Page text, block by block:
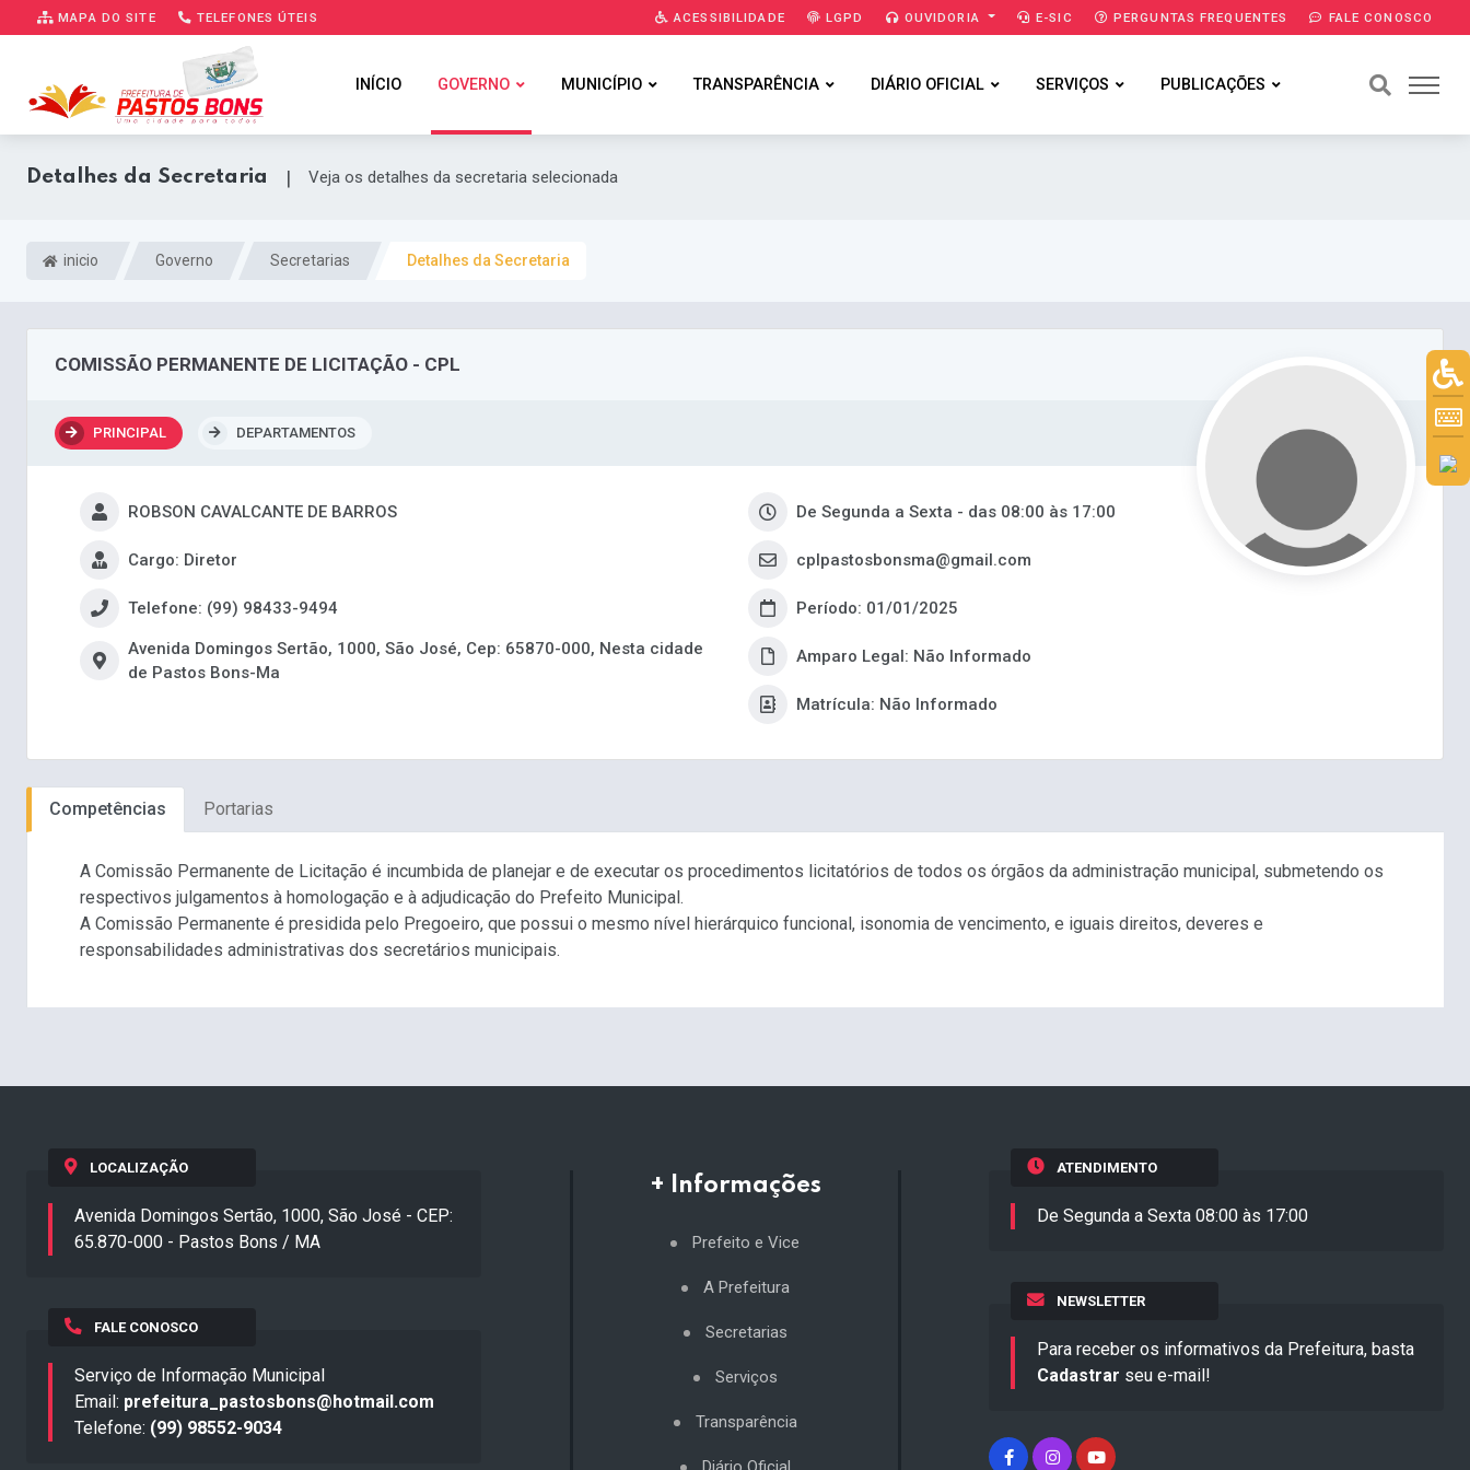
MAPA DO SITE TELEFONES ÚTEIS ACESSIBILIDADE LGPD OUVIDORIA E-SIC PERGUNTAS FREQUENTES FALE CONOSCO
INÍCIO GOVERNO MUNICÍPIO TRANSPARÊNCIA DIÁRIO OFICIAL SERVIÇOS PUBLICAÇÕES
Detalhes da Secretaria | Veja os detalhes da secretaria selecionada
inicio Governo Secretarias Detalhes da Secretaria
COMISSÃO PERMANENTE DE LICITAÇÃO - CPL
PRINCIPAL DEPARTAMENTOS
ROBSON CAVALCANTE DE BARROS
Cargo: Diretor
Telefone: (99) 98433-9494
Avenida Domingos Sertão, 1000, São José, Cep: 65870-000, Nesta cidade
de Pastos Bons-Ma
De Segunda a Sexta - das 08:00 às 17:00
cplpastosbonsma@gmail.com
Período: 01/01/2025
Amparo Legal: Não Informado
Matrícula: Não Informado
Competências Portarias
A Comissão Permanente de Licitação é incumbida de planejar e de executar os procedimentos licitatórios de todos os órgãos da administração municipal, submetendo os
respectivos julgamentos à homologação e à adjudicação do Prefeito Municipal.
A Comissão Permanente é presidida pelo Pregoeiro, que possui o mesmo nível hierárquico funcional, isonomia de vencimento, e iguais direitos, deveres e
responsabilidades administrativas dos secretários municipais.
LOCALIZAÇÃO
Avenida Domingos Sertão, 1000, São José - CEP:
65.870-000 - Pastos Bons / MA
FALE CONOSCO
Serviço de Informação Municipal
Email: prefeitura_pastosbons@hotmail.com
Telefone: (99) 98552-9034
+ Informações
Prefeito e Vice
A Prefeitura
Secretarias
Serviços
Transparência
ATENDIMENTO
De Segunda a Sexta 08:00 às 17:00
NEWSLETTER
Para receber os informativos da Prefeitura, basta
Cadastrar seu e-mail!